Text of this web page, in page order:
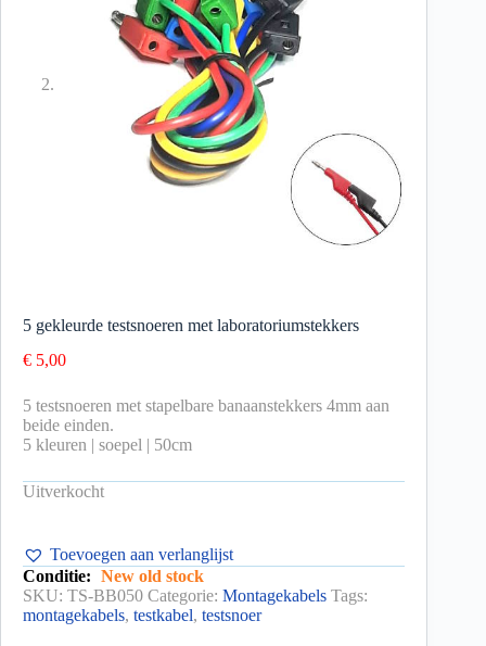
5 gekleurde testsnoeren met laboratoriumstekkers
€ 5,00
5 testsnoeren met stapelbare banaanstekkers 4mm aan
beide einden.
5 kleuren | soepel | 50cm
Uitverkocht
Toevoegen aan verlanglijst
Conditie: New old stock
SKU: TS-BB050 Categorie: Montagekabels Tags:
montagekabels, testkabel, testsnoer